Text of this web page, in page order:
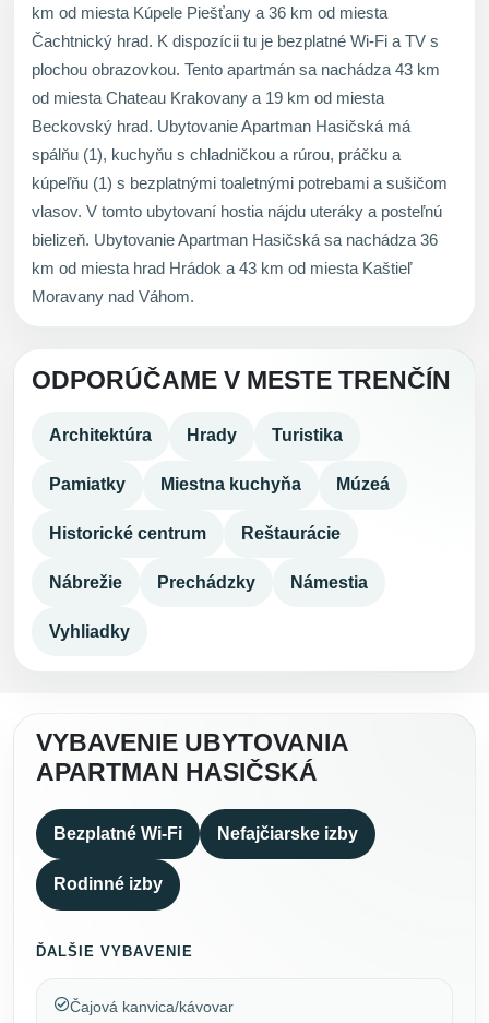
km od miesta Kúpele Piešťany a 36 km od miesta
Čachtnický hrad. K dispozícii tu je bezplatné Wi-Fi a TV s
plochou obrazovkou. Tento apartmán sa nachádza 43 km
od miesta Chateau Krakovany a 19 km od miesta
Beckovský hrad. Ubytovanie Apartman Hasičská má
spálňu (1), kuchyňu s chladničkou a rúrou, práčku a
kúpeľňu (1) s bezplatnými toaletnými potrebami a sušičom
vlasov. V tomto ubytovaní hostia nájdu uteráky a posteľnú
bielizeň. Ubytovanie Apartman Hasičská sa nachádza 36
km od miesta hrad Hrádok a 43 km od miesta Kaštieľ
Moravany nad Váhom.
ODPORÚČAME V MESTE TRENČÍN
Architektúra Hrady Turistika
Pamiatky Miestna kuchyňa Múzeá
Historické centrum Reštaurácie
Nábrežie Prechádzky Námestia
Vyhliadky
VYBAVENIE UBYTOVANIA
APARTMAN HASIČSKÁ
Bezplatné Wi-Fi Nefajčiarske izby
Rodinné izby
ĎALŠIE VYBAVENIE
Čajová kanvica/kávovar